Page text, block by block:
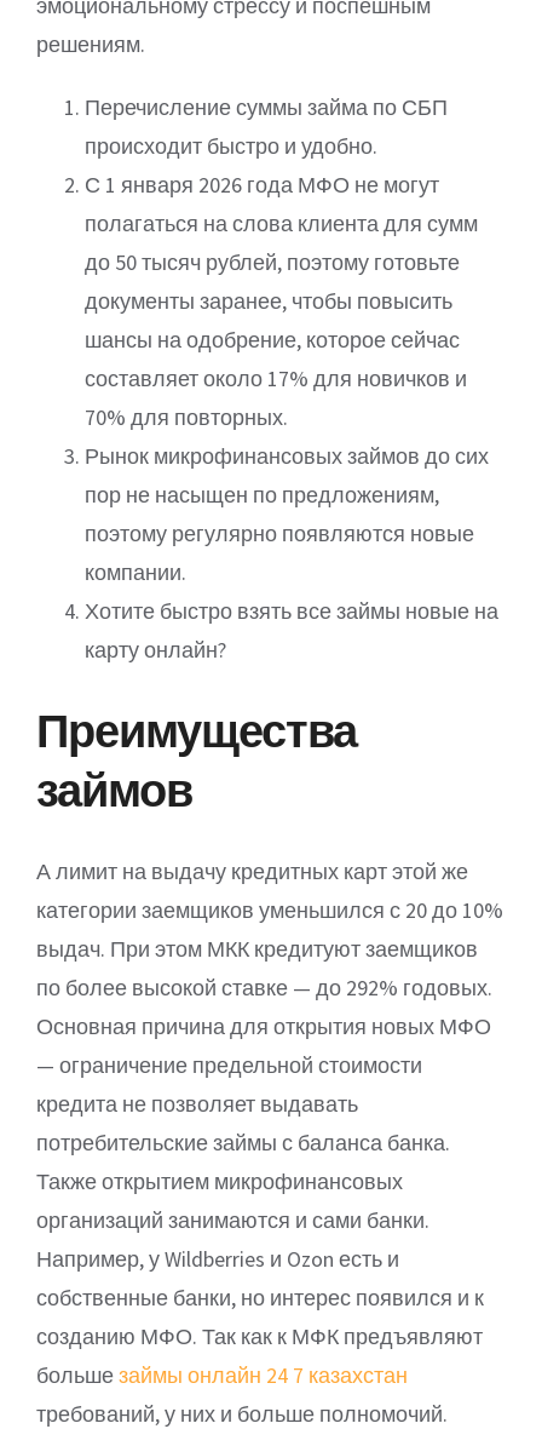
решениям.
Перечисление суммы займа по СБП
происходит быстро и удобно.
С 1 января 2026 года МФО не могут
полагаться на слова клиента для сумм
до 50 тысяч рублей, поэтому готовьте
документы заранее, чтобы повысить
шансы на одобрение, которое сейчас
составляет около 17% для новичков и
70% для повторных.
Рынок микрофинансовых займов до сих
пор не насыщен по предложениям,
поэтому регулярно появляются новые
компании.
Хотите быстро взять все займы новые на
карту онлайн?
Преимущества
займов
А лимит на выдачу кредитных карт этой же
категории заемщиков уменьшился с 20 до 10%
выдач. При этом МКК кредитуют заемщиков
по более высокой ставке — до 292% годовых.
Основная причина для открытия новых МФО
— ограничение предельной стоимости
кредита не позволяет выдавать
потребительские займы с баланса банка.
Также открытием микрофинансовых
организаций занимаются и сами банки.
Например, у Wildberries и Ozon есть и
собственные банки, но интерес появился и к
созданию МФО. Так как к МФК предъявляют
большезаймы онлайн 24 7 казахстан
требований, у них и больше полномочий.